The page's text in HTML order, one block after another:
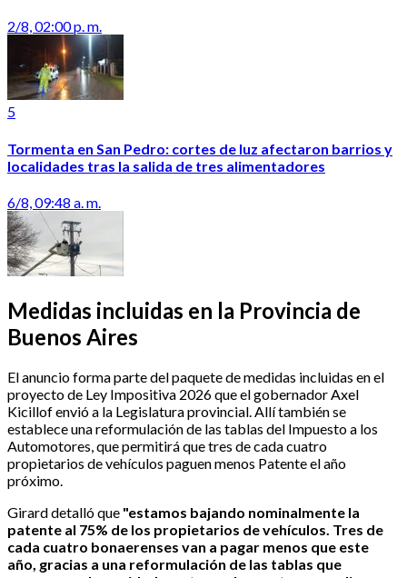
2/8, 02:00 p. m.
5
Tormenta en San Pedro: cortes de luz afectaron barrios y
localidades tras la salida de tres alimentadores
6/8, 09:48 a. m.
Medidas incluidas en la Provincia de
Buenos Aires
El anuncio forma parte del paquete de medidas incluidas en el
proyecto de Ley Impositiva 2026 que el gobernador Axel
Kicillof envió a la Legislatura provincial. Allí también se
establece una reformulación de las tablas del Impuesto a los
Automotores, que permitirá que tres de cada cuatro
propietarios de vehículos paguen menos Patente el año
próximo.
Girard detalló que "estamos bajando nominalmente la
patente al 75% de los propietarios de vehículos. Tres de
cada cuatro bonaerenses van a pagar menos que este
año, gracias a una reformulación de las tablas que